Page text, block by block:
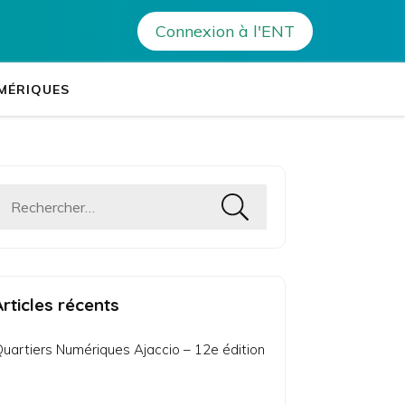
Leia
établissements de CorseConnexion à l'ENT
Rechercher :
récents
Numériques Ajaccio – 12e édition